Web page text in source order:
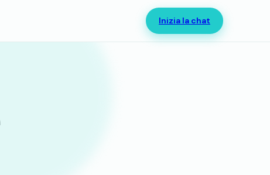
Inizia la chat